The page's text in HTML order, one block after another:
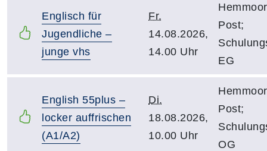
Englisch für
Jugendliche –
junge vhs
Fr.
14.08.2026,
14.00 Uhr
Post;
EG
English 55plus –
locker auffrischen
(A1/A2)
Di.
18.08.2026,
10.00 Uhr
Post;
OG